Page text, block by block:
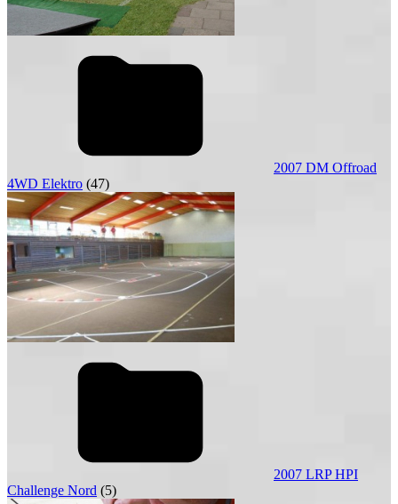
2007 DM Offroad
4WD Elektro (47)
2007 LRP HPI
Challenge Nord (5)